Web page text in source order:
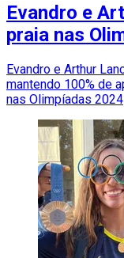
Evandro e
praia nas
Evandro e Arthur
mantendo 100% de
nas Olimpíadas 2024